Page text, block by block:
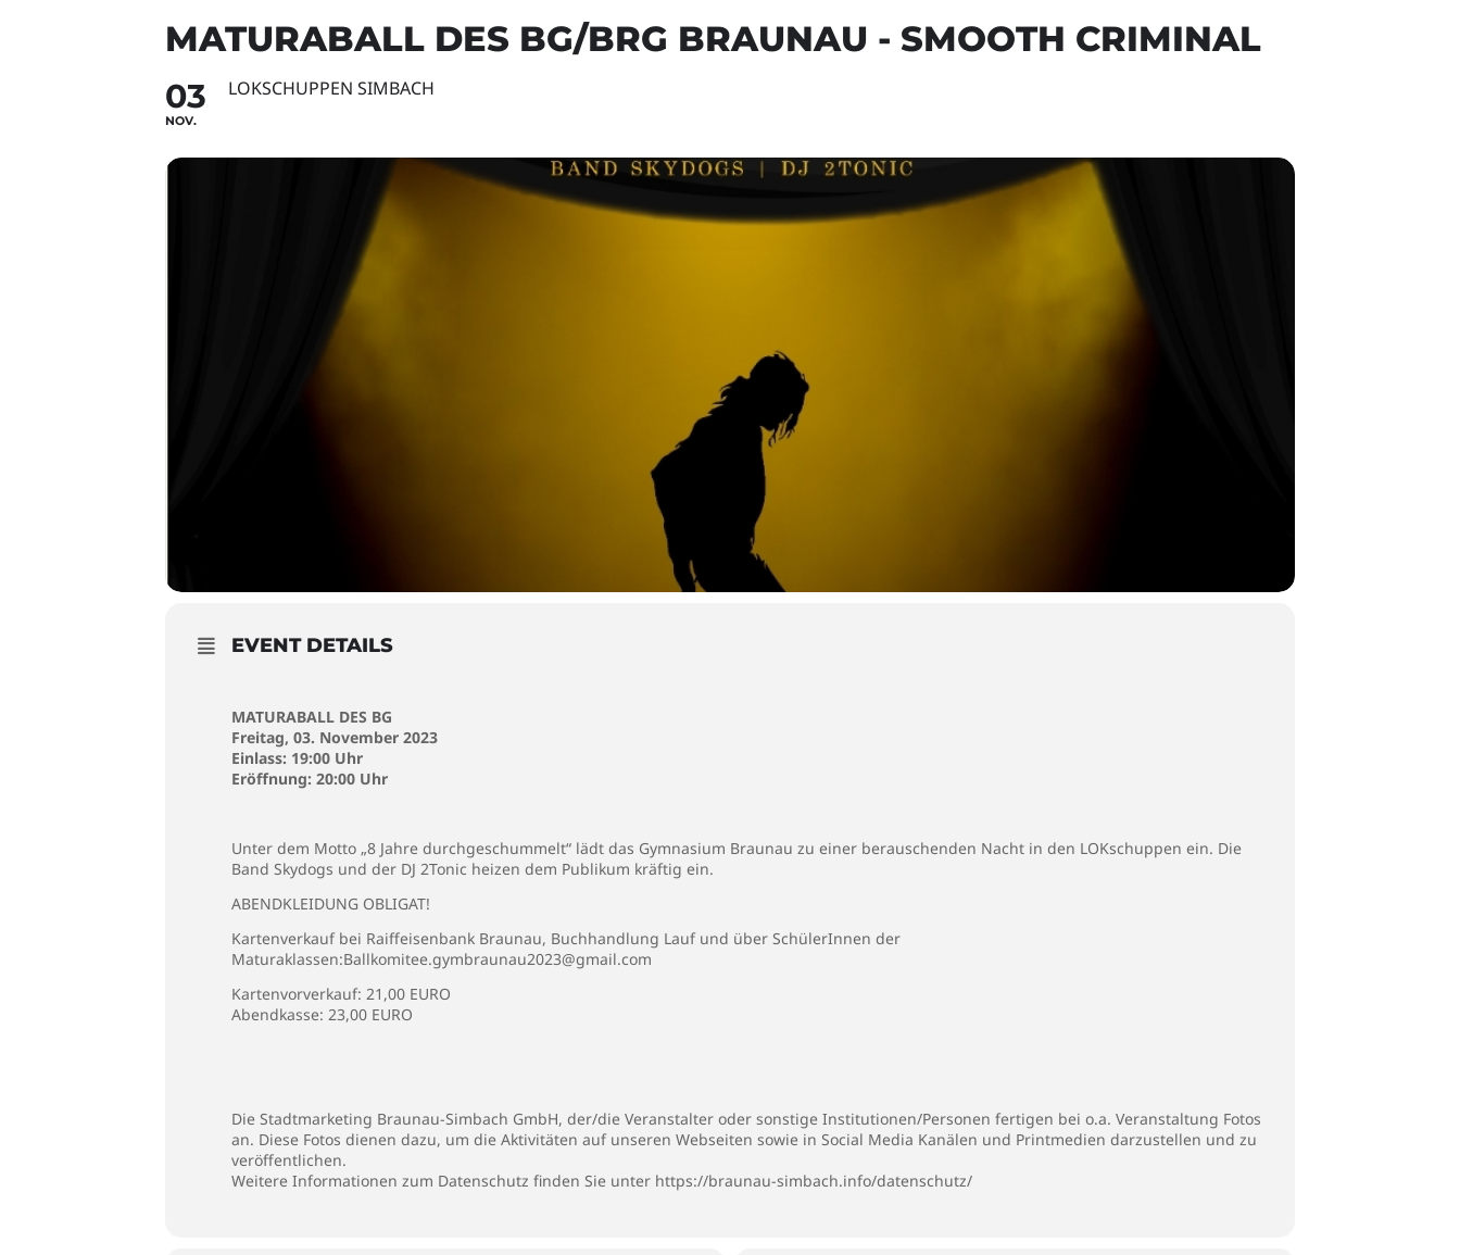
MATURABALL DES BG/BRG BRAUNAU - SMOOTH CRIMINAL
03
NOV.
LOKSCHUPPEN SIMBACH
EVENT DETAILS
MATURABALL DES BG
Freitag, 03. November 2023
Einlass: 19:00 Uhr
Eröffnung: 20:00 Uhr
Unter dem Motto „8 Jahre durchgeschummelt“ lädt das Gymnasium Braunau zu einer berauschenden Nacht in den LOKschuppen ein. Die
Band Skydogs und der DJ 2Tonic heizen dem Publikum kräftig ein.
ABENDKLEIDUNG OBLIGAT!
Kartenverkauf bei Raiffeisenbank Braunau, Buchhandlung Lauf und über SchülerInnen der
Maturaklassen:Ballkomitee.gymbraunau2023@gmail.com
Kartenvorverkauf: 21,00 EURO
Abendkasse: 23,00 EURO
Die Stadtmarketing Braunau-Simbach GmbH, der/die Veranstalter oder sonstige Institutionen/Personen fertigen bei o.a. Veranstaltung Fotos
an. Diese Fotos dienen dazu, um die Aktivitäten auf unseren Webseiten sowie in Social Media Kanälen und Printmedien darzustellen und zu
veröffentlichen.
Weitere Informationen zum Datenschutz finden Sie unter https://braunau-simbach.info/datenschutz/